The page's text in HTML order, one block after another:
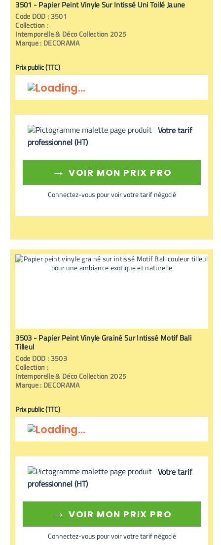
3501 - Papier Peint Vinyle Sur Intissé Uni Toilé Jaune
Code DOD : 3501
Collection :
Intemporelle & Déco Collection 2025
Marque : DECORAMA
Prix public (TTC)
Votre tarif
professionnel (HT)
→ VOIR MON PRIX PRO
Connectez-vous pour voir votre tarif négocié
3503 - Papier Peint Vinyle Grainé Sur Intissé Motif Bali
Tilleul
Code DOD : 3503
Collection :
Intemporelle & Déco Collection 2025
Marque : DECORAMA
Prix public (TTC)
Votre tarif
professionnel (HT)
→ VOIR MON PRIX PRO
Connectez-vous pour voir votre tarif négocié